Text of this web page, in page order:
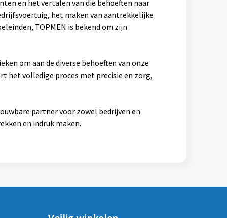
en het vertalen van die behoeften naar
het maken van aantrekkelijke
TOPMEN is bekend om zijn
om aan de diverse behoeften van onze
het volledige proces met precisie en zorg,
partner voor zowel bedrijven en
en indruk maken.